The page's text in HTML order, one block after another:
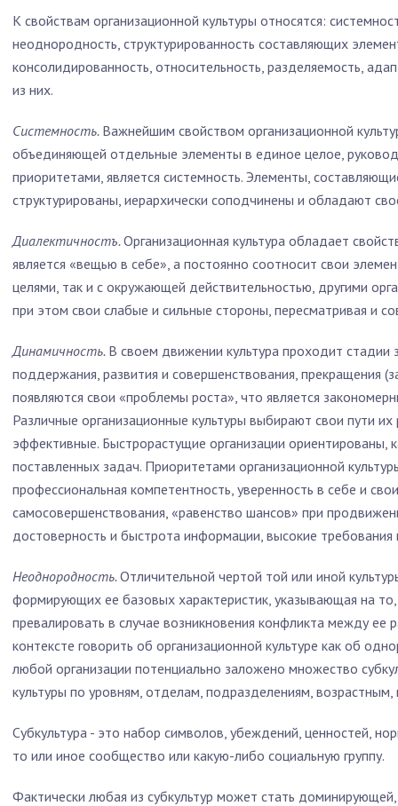
К свойствам организационной культуры относятся:
неоднородность, структурированность составляющих
консолидированность, относительность, разделяемость,
из них.
Системность. Важнейшим свойством организационной
объединяющей отдельные элементы в единое целое,
приоритетами, является системность. Элементы,
структурированы, иерархически соподчинены и обладают
Диалектичностъ.Организационная культура обладает
является «вещью в себе», а постоянно соотносит свои
целями, так и с окружающей действительностью, другими
при этом свои слабые и сильные стороны, пересматривая и
Динамичность. В своем движении культура проходит
поддержания, развития и совершенствования, прекращения
появляются свои «проблемы роста», что является
Различные организационные культуры выбирают свои пути
эффективные. Быстрорастущие организации ориентированы,
поставленных задач. Приоритетами организационной
профессиональная компетентность, уверенность в себе и
самосовершенствования, «равенство шансов» при
достоверность и быстрота информации, высокие требования
Неоднородность.Отличительной чертой той или иной
формирующих ее базовых характеристик, указывающая на
превалировать в случае возникновения конфликта между
контексте говорить об организационной культуре как об
любой организации потенциально заложено множество
культуры по уровням, отделам, подразделениям, возрастным,
Субкультура - это набор символов, убеждений, ценностей,
то или иное сообщество или какую-либо социальную группу.
Фактически любая из субкультур может стать